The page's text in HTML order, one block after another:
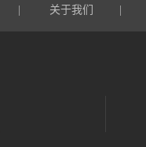
关于我们